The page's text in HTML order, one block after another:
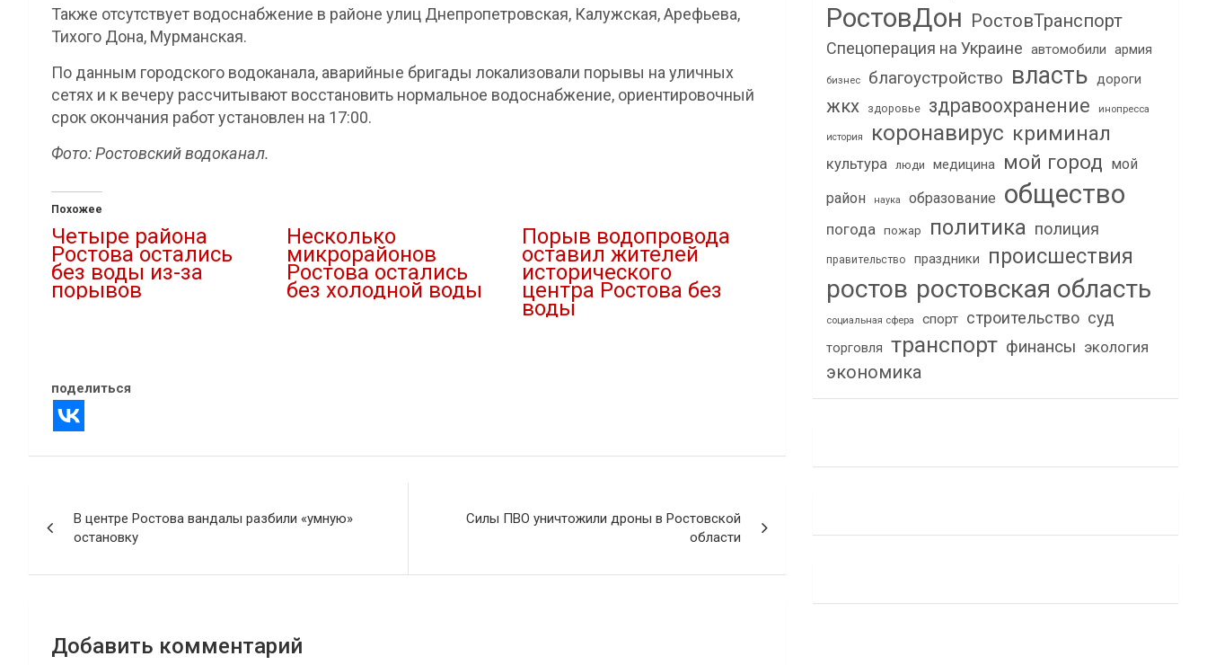
Также отсутствует водоснабжение в районе улиц Днепропетровская, Калужская, Арефьева,
Тихого Дона, Мурманская.
По данным городского водоканала, аварийные бригады локализовали порывы на уличных
сетях и к вечеру рассчитывают восстановить нормальное водоснабжение, ориентировочный
срок окончания работ установлен на 17:00.
Фото: Ростовский водоканал.
Похожее
Четыре района
Ростова остались
без воды из-за
порывов
Несколько
микрорайонов
Ростова остались
без холодной воды
Порыв водопровода
оставил жителей
исторического
центра Ростова без
воды
поделиться
по
записям
В центре Ростова вандалы разбили «умную»
остановку
Силы ПВО уничтожили дроны в Ростовской
области
Добавить комментарий
РостовДон РостовТранспорт
Спецоперация на Украине автомобили армия
бизнес благоустройство власть дороги
жкх здоровье здравоохранение инопресса
история коронавирус криминал
культура люди медицина мой город мой
район
наука образование общество
погода пожар политика полиция
правительство праздники происшествия
ростов ростовская область
социальная сфера спорт строительство суд
торговля транспорт финансы экология
экономика